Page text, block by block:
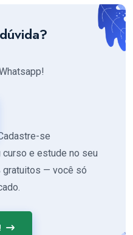
se
e estude no seu
gratuitos — você só